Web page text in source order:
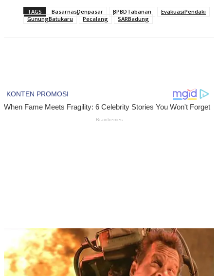
TAGS BasarnasDenpasar BPBDTabanan
EvakuasiPendaki
GunungBatukaru
Pecalang SARBadung